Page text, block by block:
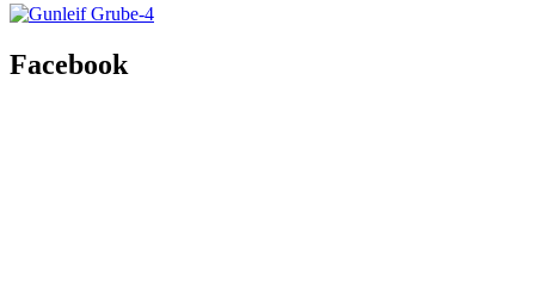
Facebook